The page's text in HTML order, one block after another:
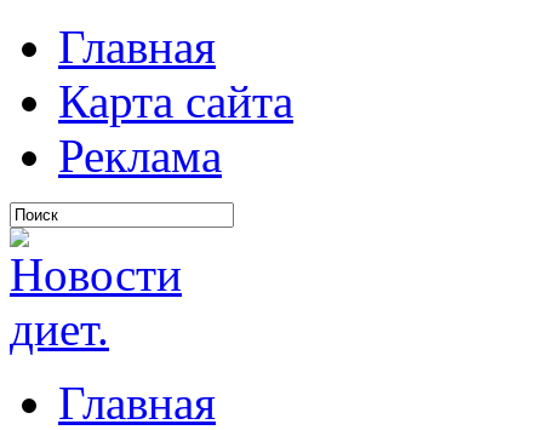
Главная
Карта сайта
Реклама
Главная